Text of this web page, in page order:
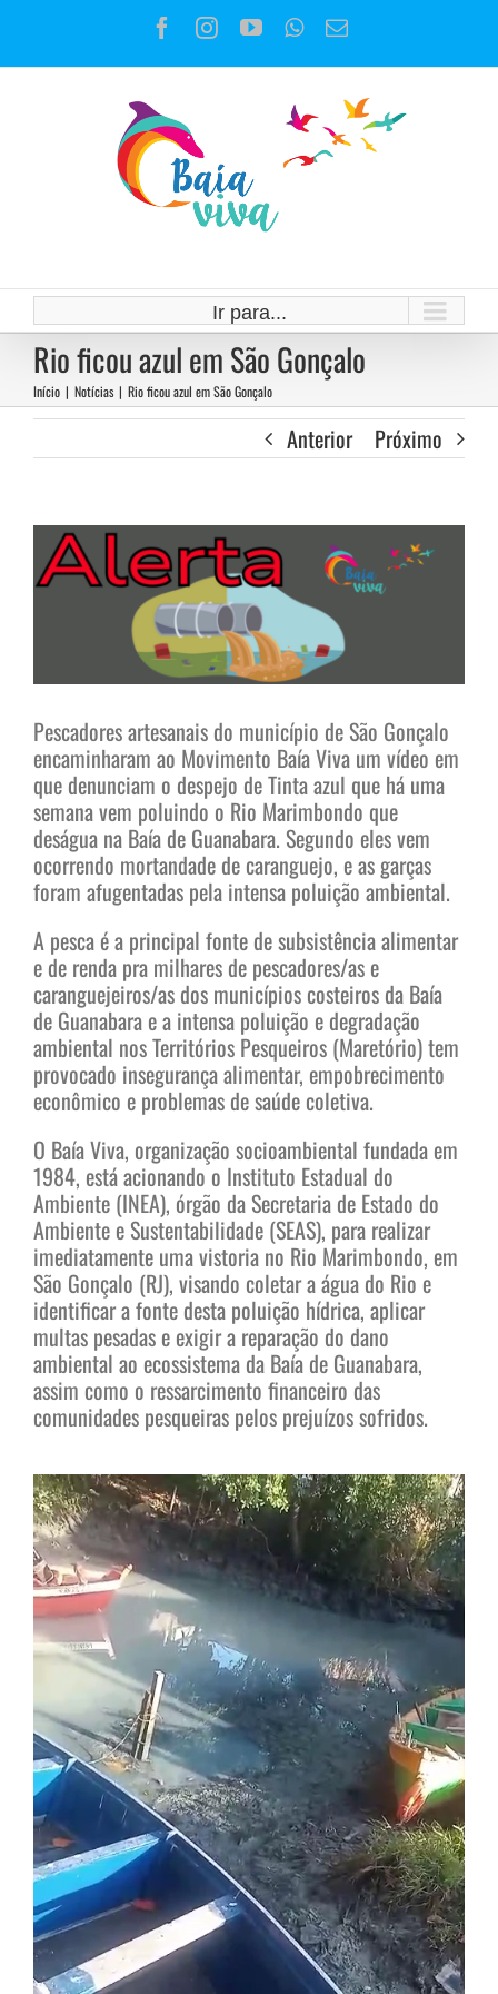
o
Facebook
Instagram
YouTubeWhatsApp
E-
Ir para...
Rio ficou azul em São Gonçalo
Início | Notícias | Rio ficou azul em São Gonçalo
Anterior Próximo
View
Larger
Image
Pescadores artesanais do município de São Gonçalo
encaminharam ao Movimento Baía Viva um vídeo em
que denunciam o despejo de Tinta azul que há uma
semana vem poluindo o Rio Marimbondo que
deságua na Baía de Guanabara. Segundo eles vem
ocorrendo mortandade de caranguejo, e as garças
foram afugentadas pela intensa poluição ambiental.
A pesca é a principal fonte de subsistência alimentar
e de renda pra milhares de pescadores/as e
caranguejeiros/as dos municípios costeiros da Baía
de Guanabara e a intensa poluição e degradação
ambiental nos Territórios Pesqueiros (Maretório) tem
provocado insegurança alimentar, empobrecimento
econômico e problemas de saúde coletiva.
O Baía Viva, organização socioambiental fundada em
1984, está acionando o Instituto Estadual do
Ambiente (INEA), órgão da Secretaria de Estado do
Ambiente e Sustentabilidade (SEAS), para realizar
imediatamente uma vistoria no Rio Marimbondo, em
São Gonçalo (RJ), visando coletar a água do Rio e
identificar a fonte desta poluição hídrica, aplicar
multas pesadas e exigir a reparação do dano
ambiental ao ecossistema da Baía de Guanabara,
assim como o ressarcimento financeiro das
comunidades pesqueiras pelos prejuízos sofridos.